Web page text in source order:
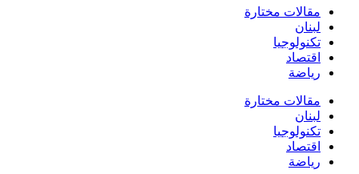
مقالات مختارة
لبنان
تكنولوجيا
اقتصاد
رياضة
مقالات مختارة
لبنان
تكنولوجيا
اقتصاد
رياضة